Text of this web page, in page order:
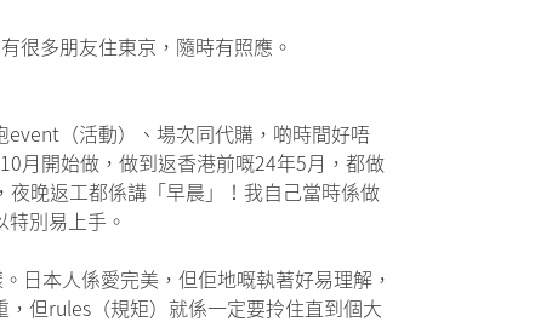
很多朋友住東京，隨時有照應。
（活動）、場次同代購，啲時間好唔
月開始做，做到返香港前嘅24年5月，都做
晚返工都係講「早晨」！我自己當時係做
別易上手。
日本人係愛完美，但佢地嘅執著好易理解，
但rules（規矩）就係一定要拎住直到個大